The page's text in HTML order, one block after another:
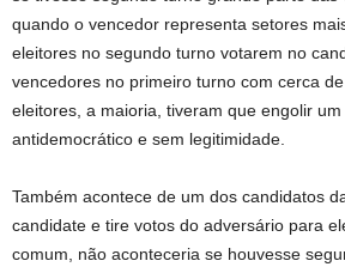
quando o vencedor representa setores
eleitores no segundo turno votarem no
vencedores no primeiro turno com cerca
eleitores, a maioria, tiveram que engolir
antidemocrático e sem legitimidade.
Também acontece de um dos candidatos
candidate e tire votos do adversário para
comum, não aconteceria se houvesse